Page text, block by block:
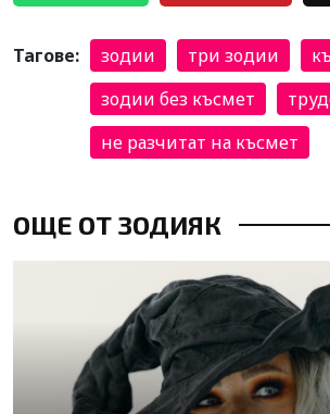
Тагове: зодии три зодии
зодии без късмет
не разчитат на късмет
ОЩЕ ОТ ЗОДИЯК